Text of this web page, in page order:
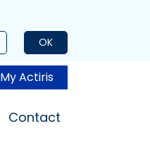
OK
My Actiris
Contact